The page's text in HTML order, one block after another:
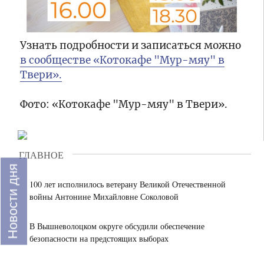
Новости дня
для
региона
обсудила
предприятия
УФСИН
по
Тверской
области
готовятся
мероприятиям
голосования
17:30
преддверии
дня
росгвардейцы
соревнования
по
настольному
Твери
16:53
4000 жителей
уже
прошли
Тверской
области
Королев — о
развитии
проб
проверено
специалистами
16:25
Узнать подробности и записаться можно
в сообществе «Котокафе "Мур-мяу" в
Твери».
Фото: «Котокафе "Мур-мяу" в Твери».
ГЛАВНОЕ
100 лет исполнилось ветерану Великой Отечественной
войны Антонине Михайловне Соколовой
В Вышневолоцком округе обсудили обеспечение
безопасности на предстоящих выборах